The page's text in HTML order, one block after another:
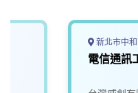
新北市中
電信通訊